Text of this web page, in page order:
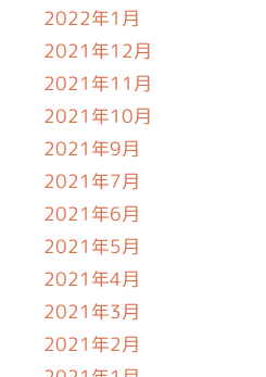
2022年1月
2021年12月
2021年11月
2021年10月
2021年9月
2021年7月
2021年6月
2021年5月
2021年4月
2021年3月
2021年2月